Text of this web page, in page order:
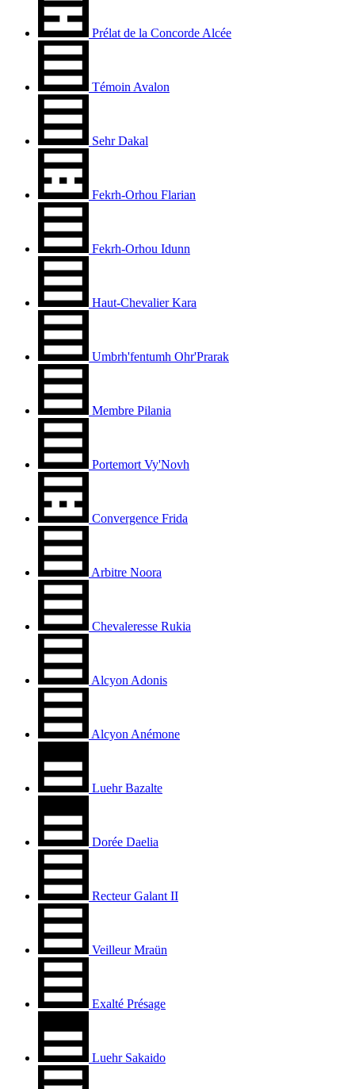
Prélat de la Concorde Alcée
Témoin Avalon
Sehr Dakal
Fekrh-Orhou Flarian
Fekrh-Orhou Idunn
Haut-Chevalier Kara
Umbrh'fentumh Ohr'Prarak
Membre Pilania
Portemort Vy'Novh
Convergence Frida
Arbitre Noora
Chevaleresse Rukia
Alcyon Adonis
Alcyon Anémone
Luehr Bazalte
Dorée Daelia
Recteur Galant II
Veilleur Mraün
Exalté Présage
Luehr Sakaido